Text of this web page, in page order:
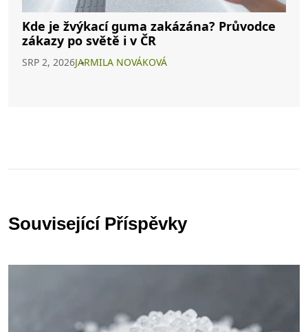
Kde je žvýkací guma zakázána? Průvodce
zákazy po světě i v ČR
SRP 2, 2026JARMILA NOVÁKOVÁ
Související Příspěvky